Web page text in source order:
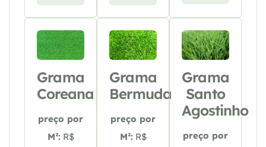
Grama
Coreana
preço por
M²: R$
Grama
Bermuda
preço por
M²: R$
Grama
Santo
Agostinho
preço por